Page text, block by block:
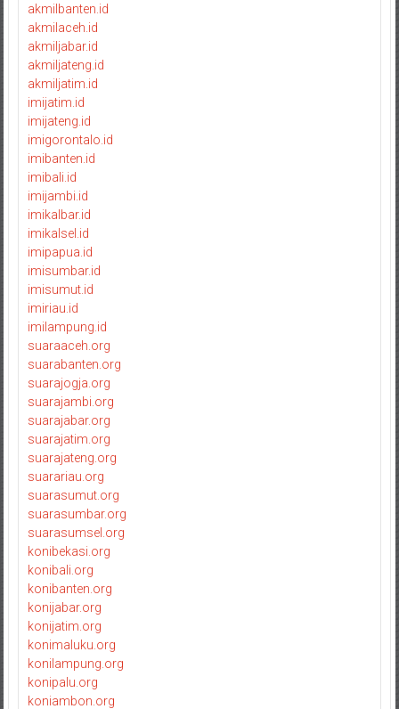
akmilbanten.id
akmilaceh.id
akmiljabar.id
akmiljateng.id
akmiljatim.id
imijatim.id
imijateng.id
imigorontalo.id
imibanten.id
imibali.id
imijambi.id
imikalbar.id
imikalsel.id
imipapua.id
imisumbar.id
imisumut.id
imiriau.id
imilampung.id
suaraaceh.org
suarabanten.org
suarajogja.org
suarajambi.org
suarajabar.org
suarajatim.org
suarajateng.org
suarariau.org
suarasumut.org
suarasumbar.org
suarasumsel.org
konibekasi.org
konibali.org
konibanten.org
konijabar.org
konijatim.org
konimaluku.org
konilampung.org
konipalu.org
koniambon.org